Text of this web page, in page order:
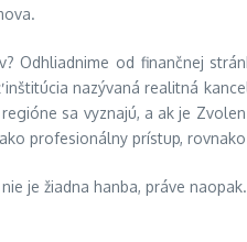
od finančnej
nazývaná realitná
sa vyznajú, a ak je
profesionálny prístup,
je žiadna hanba, práve